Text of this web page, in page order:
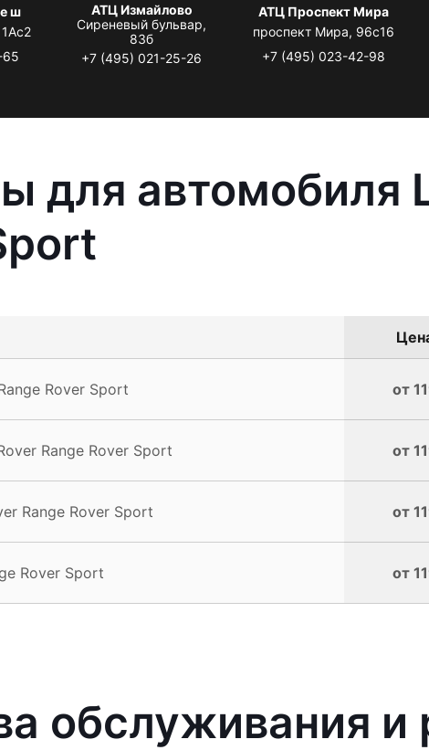
ш
65
АТЦ Измайлово
Сиреневый бульвар,
83б
+7 (495) 021-25-26
АТЦ Проспект Мира
проспект Мира, 96с16
+7 (495) 023-42-98
для автомобиля
Rover Sport от
Range Rover Sport от
Range Rover Sport от
Rover Sport от
обслуживания и